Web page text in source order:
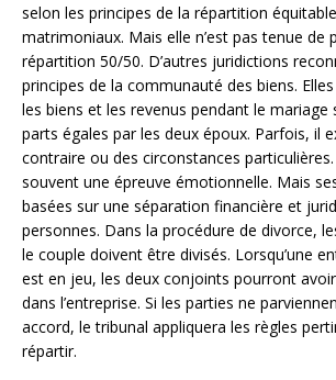
selon les principes de la répartition
matrimoniaux. Mais elle n’est pas tenue de
répartition 50/50. D’autres juridictions
principes de la communauté des biens.
les biens et les revenus pendant le mariage
parts égales par les deux époux. Parfois, il
contraire ou des circonstances
souvent une épreuve émotionnelle. Mais
basées sur une séparation financière et
personnes. Dans la procédure de divorce,
le couple doivent être divisés. Lorsqu’une
est en jeu, les deux conjoints pourront
dans l’entreprise. Si les parties ne
accord, le tribunal appliquera les règles
répartir.